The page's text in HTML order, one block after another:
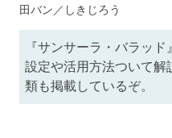
田バン／しきじろう
『サンサーラ・バラッ
設定や活用方法ついて解
類も掲載しているぞ。